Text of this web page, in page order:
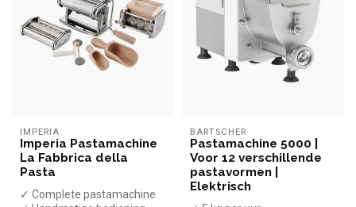
IMPERIA
Imperia Pastamachine
La Fabbrica della
Pasta
✓ Complete pastamachine
BARTSCHER
Pastamachine 5000 |
Voor 12 verschillende
pastavormen |
Elektrisch